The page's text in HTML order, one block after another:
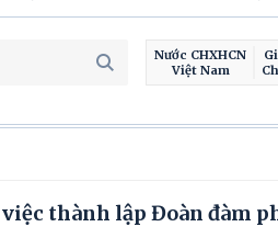
Nước CHXHCN
Việt Nam
thành lập Đoàn đàm